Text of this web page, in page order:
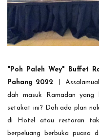
"Poh Paleh Wey" Buffet
Pahang 2022 ︱
dah masuk Ramadan yang
setakat ini? Dah ada plan
di Hotel atau restoran
berpeluang berbuka puasa